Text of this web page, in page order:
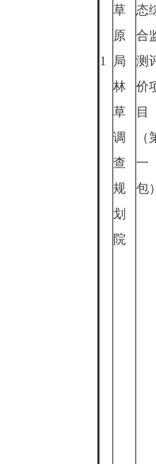
1
草
原
局
林
草
调
查
规
划
院
态
合
测
价
目
（
一
包